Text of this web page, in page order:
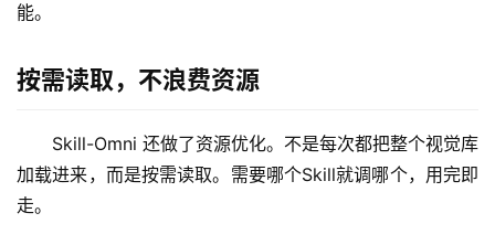
A
日
开
源
能。
按需读取，不浪费资源
Skill-Omni 还做了资源优化。不是每次都把整个视觉库
加载进来，而是按需读取。需要哪个Skill就调哪个，用完即
走。